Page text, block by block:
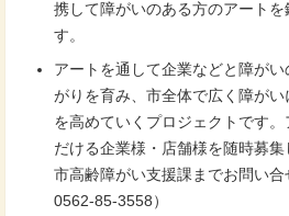
携して障がいのある方のアート
す。
アートを通して企業などと障が
がりを育み、市全体で広く障が
を高めていくプロジェクトです
だける企業様・店舗様を随時募
市高齢障がい支援課までお問い
0562-85-3558）